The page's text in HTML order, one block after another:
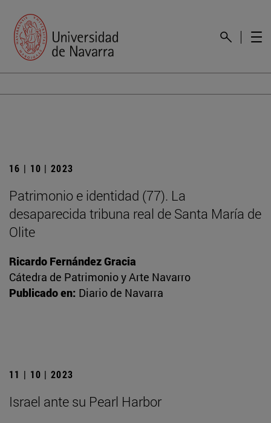
16 | 10 | 2023
Patrimonio e identidad (77). La
desaparecida tribuna real de Santa María de
Olite
Ricardo Fernández Gracia
Cátedra de Patrimonio y Arte Navarro
Publicado en: Diario de Navarra
11 | 10 | 2023
Israel ante su Pearl Harbor